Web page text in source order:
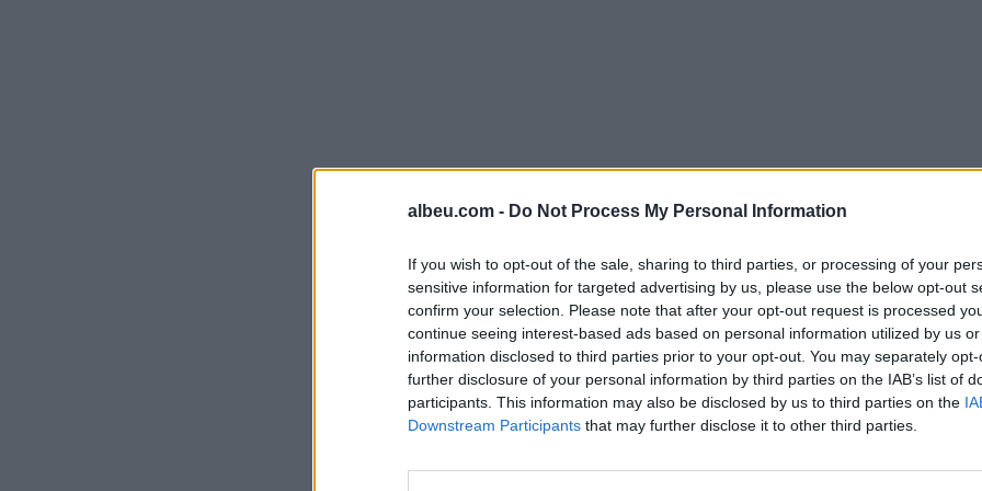
albeu.com - Do Not Process My Personal Information
If you wish to opt-out of the sale, sharing to third parties, or processing of your
sensitive information for targeted advertising by us, please use the below opt-out
confirm your selection. Please note that after your opt-out request is processed
continue seeing interest-based ads based on personal information utilized by us
information disclosed to third parties prior to your opt-out. You may separately
further disclosure of your personal information by third parties on the IAB’s list of
participants. This information may also be disclosed by us to third parties on the
Downstream Participants that may further disclose it to other third parties.